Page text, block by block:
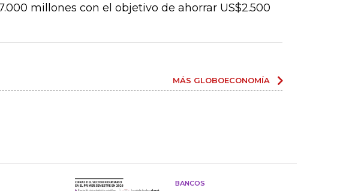
millones con el objetivo de ahorrar US$2.500
MÁS GLOBOECONOMÍA
BANCOS